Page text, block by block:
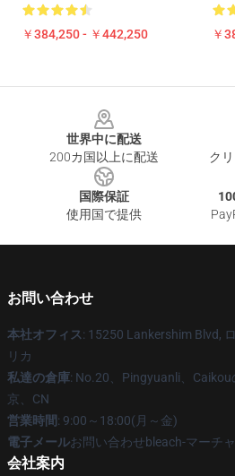
￥384,250 - ￥442,250 ￥
世界中に配送
200カ国以上に配送
ク
国際保証
使用国で提供
お問い合わせ
本社オフィス: 15250 Lankershim Blvd,
リカ
私達の倉庫: No.20、Pingyuanli、
京、CN
営業時間: 9:00～18:00(月～金)
電子メールお問い合わせbleach-マーチ
会社案内